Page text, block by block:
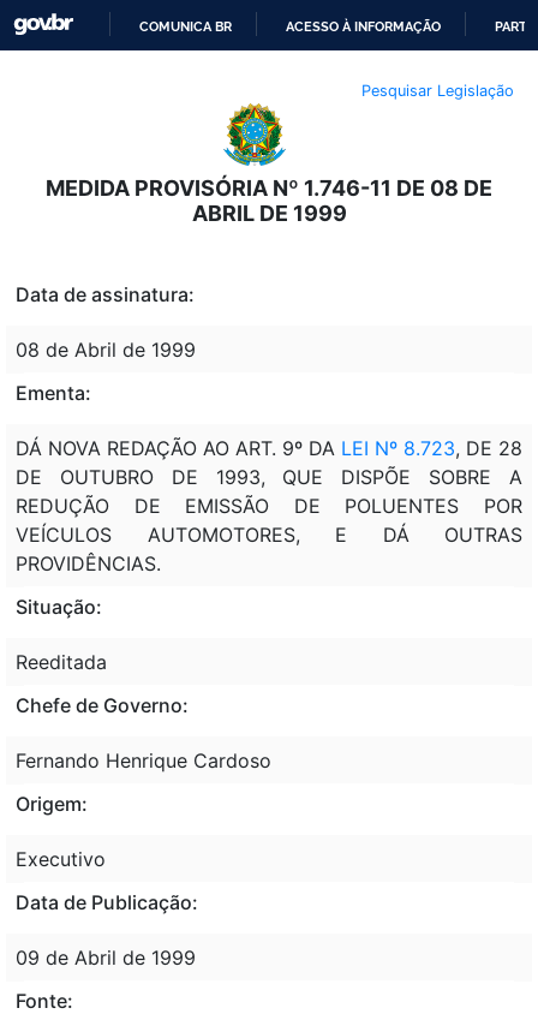
O
CONTEÚDO
COMUNICA BR ACESSO À INFORMAÇÃO
Pesquisar Legislação
MEDIDA PROVISÓRIA Nº 1.746-11 DE 08 DE
ABRIL DE 1999
Data de assinatura:
08 de Abril de 1999
Ementa:
DÁ NOVA REDAÇÃO AO ART. 9º DA LEI Nº 8.723, DE 28
DE OUTUBRO DE 1993, QUE DISPÕE SOBRE A
REDUÇÃO DE EMISSÃO DE POLUENTES POR
VEÍCULOS AUTOMOTORES, E DÁ OUTRAS
PROVIDÊNCIAS.
Situação:
Reeditada
Chefe de Governo:
Fernando Henrique Cardoso
Origem:
Executivo
Data de Publicação:
09 de Abril de 1999
Fonte: